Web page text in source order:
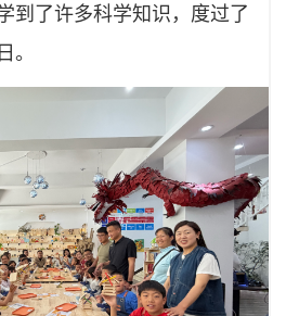
到了许多科学知识，度过了